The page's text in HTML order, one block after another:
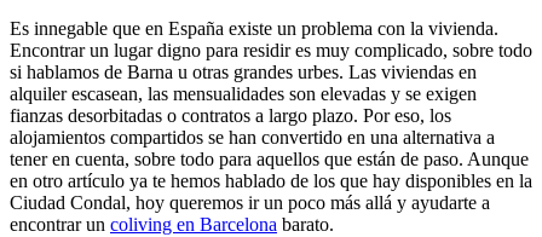
Es innegable que en España existe un problema con la vivienda.
Encontrar un lugar digno para residir es muy complicado, sobre todo
si hablamos de Barna u otras grandes urbes. Las viviendas en
alquiler escasean, las mensualidades son elevadas y se exigen
fianzas desorbitadas o contratos a largo plazo. Por eso, los
alojamientos compartidos se han convertido en una alternativa a
tener en cuenta, sobre todo para aquellos que están de paso. Aunque
en otro artículo ya te hemos hablado de los que hay disponibles en la
Ciudad Condal, hoy queremos ir un poco más allá y ayudarte a
encontrar un coliving en Barcelona barato.